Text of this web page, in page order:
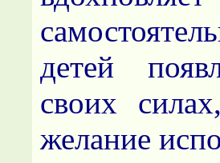
детей
своих
желание